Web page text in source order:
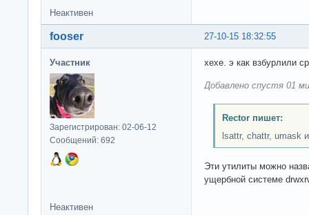
Неактивен
27-10-15 18:32:55
fooser
Участник
Зарегистрирован: 02-06-12
Сообщений: 692
хехе. э как взбурлили
Добавлено спустя 01
Rector пишет:
lsattr, chattr, umask
Эти утилиты можно
ущербной системе
Неактивен